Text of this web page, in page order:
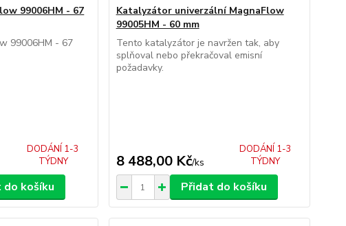
99006HM - 67
99006HM - 67
DODÁNÍ 1-3
TÝDNY
do košíku
Katalyzátor univerzální MagnaFlow
99005HM - 60 mm
Tento katalyzátor je navržen tak, aby
splňoval nebo překračoval emisní
požadavky.
8 488,00 Kč/ks
DODÁNÍ 1-3
TÝDNY
Přidat do košíku